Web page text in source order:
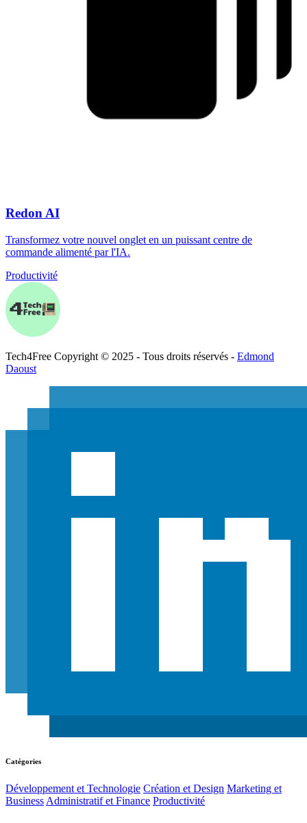
Redon AI
Transformez votre nouvel onglet en un puissant centre de
commande alimenté par l'IA.
Productivité
Tech4Free Copyright © 2025 - Tous droits réservés - Edmond
Daoust
Catégories
Développement et Technologie Création et Design Marketing et
Business Administratif et Finance Productivité